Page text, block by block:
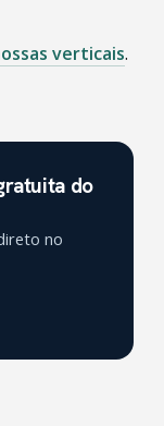
verticais.
do
no